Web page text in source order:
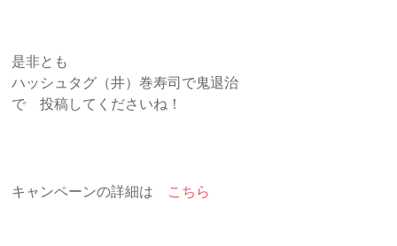
是非とも
ハッシュタグ（井）巻寿司で鬼退治
で 投稿してくださいね！
キャンペーンの詳細は こちら